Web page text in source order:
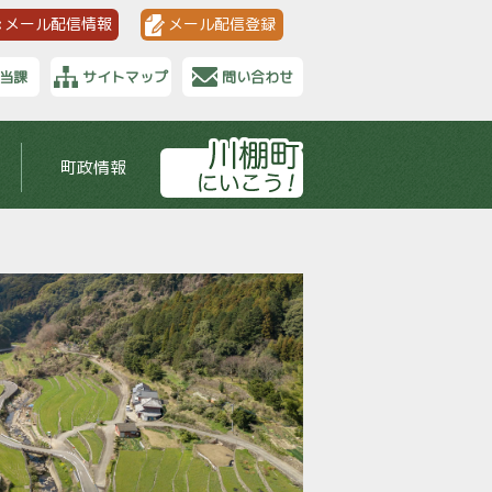
メール配信情報 メール配信登録
課 サイトマップ 問い合わせ
町政情報